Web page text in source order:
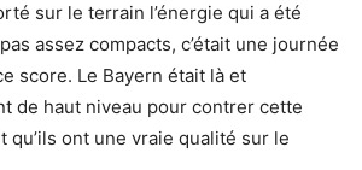
sur le terrain l’énergie qui a été
assez compacts, c’était une journée
score. Le Bayern était là et
de haut niveau pour contrer cette
ont une vraie qualité sur le